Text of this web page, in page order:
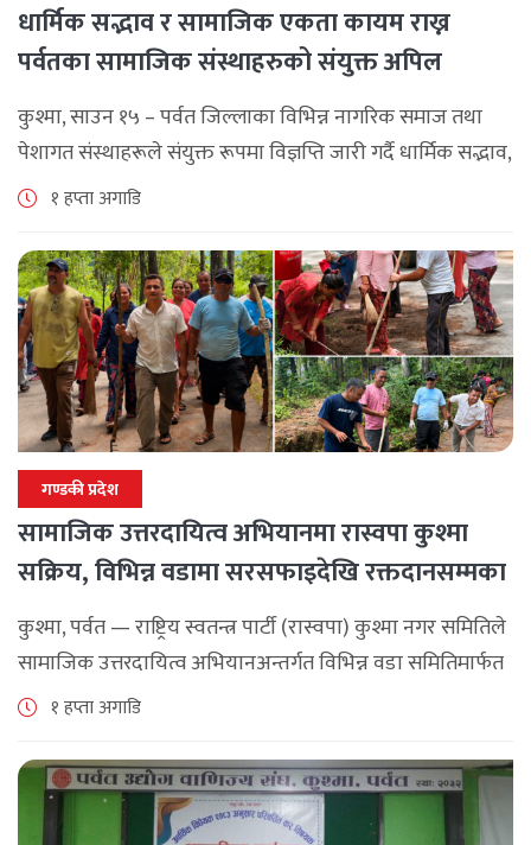
धार्मिक सद्भाव र सामाजिक एकता कायम राख्न
पर्वतका सामाजिक संस्थाहरुको संयुक्त अपिल
कुश्मा, साउन १५ – पर्वत जिल्लाका विभिन्न नागरिक समाज तथा
पेशागत संस्थाहरूले संयुक्त रूपमा विज्ञप्ति जारी गर्दै धार्मिक सद्भाव,
सामाजिक एकता र कानुनी शासन कायम राख्न सबै पक्षलाई संयमता
१ हप्ता अगाडि
गण्डकी प्रदेश
सामाजिक उत्तरदायित्व अभियानमा रास्वपा कुश्मा
सक्रिय, विभिन्न वडामा सरसफाइदेखि रक्तदानसम्मका
कार्यक्रम
कुश्मा, पर्वत — राष्ट्रिय स्वतन्त्र पार्टी (रास्वपा) कुश्मा नगर समितिले
सामाजिक उत्तरदायित्व अभियानअन्तर्गत विभिन्न वडा समितिमार्फत
समुदाय केन्द्रित र सेवामूलक कार्यक्रम सञ्चालन गरिरहेको जनाएको
१ हप्ता अगाडि